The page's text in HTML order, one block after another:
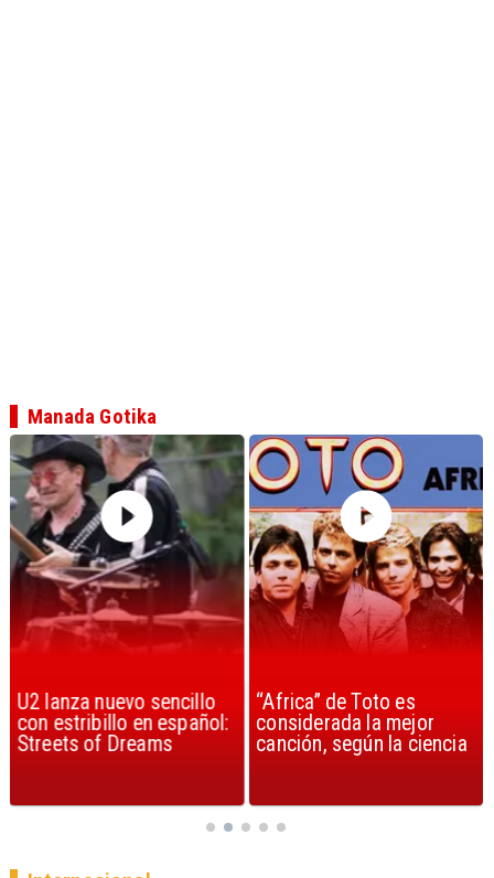
U2 lanza nuevo sencillo
con estribillo en español:
Streets of Dreams
“Africa” de Toto es
considerada la mejor
canción, según la ciencia
Manada Gotika